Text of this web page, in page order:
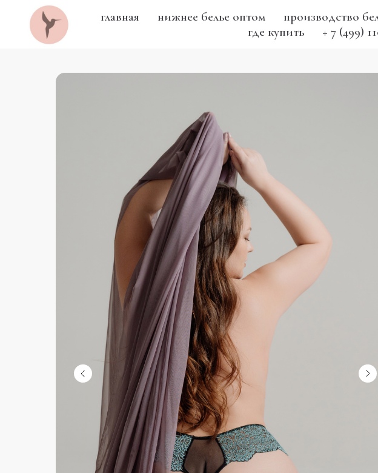
главная нижнее белье оптом производство
где купить
+ 7 (499)